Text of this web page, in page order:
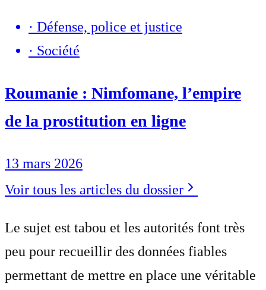
· Défense, police et justice
· Société
Roumanie : Nimfomane, l’empire
de la prostitution en ligne
13 mars 2026
Voir tous les articles du dossier
Le sujet est tabou et les autorités font très
peu pour recueillir des données fiables
permettant de mettre en place une véritable